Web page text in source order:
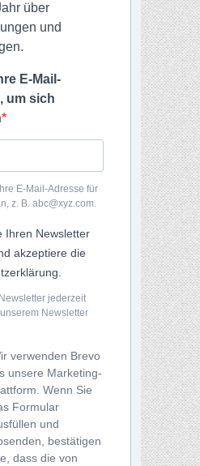
über
und
E-Mail-
um sich
E-Mail-Adresse für
z. B. abc@xyz.com.
Ihren Newsletter
akzeptiere die
jederzeit
Newsletter
verwenden Brevo
unsere Marketing-
Wenn Sie
Formular
und
bestätigen
dass die von